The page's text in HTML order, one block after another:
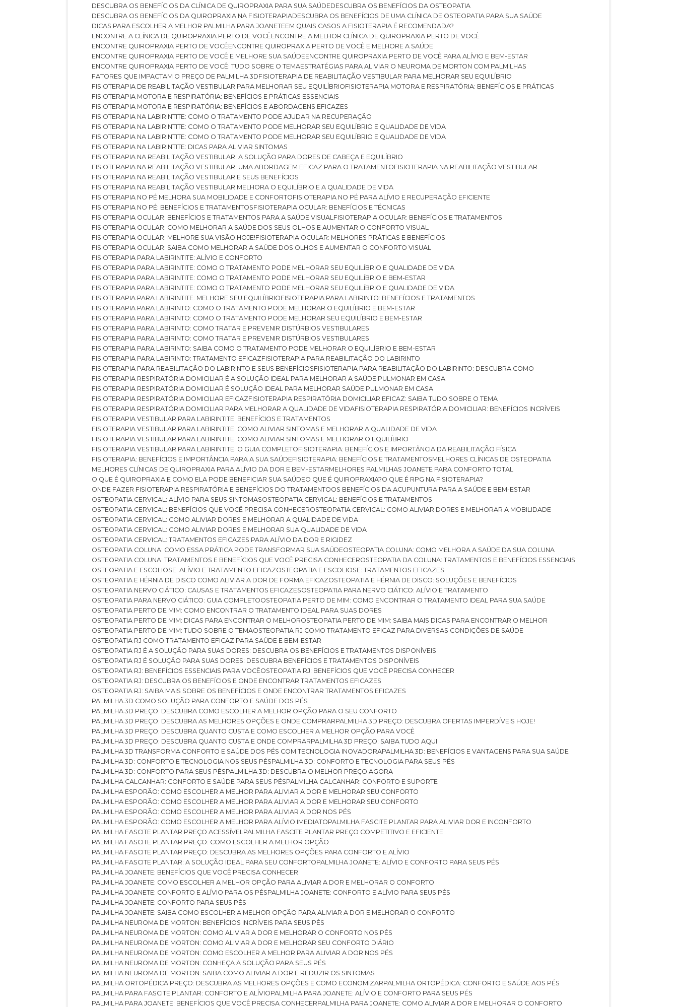
DESCUBRA OS BENEFÍCIOS DA CLÍNICA DE QUIROPRAXIA PARA SUA SAÚDE
DESCUBRA OS BENEFÍCIOS DA OSTEOPATIA
DESCUBRA OS BENEFÍCIOS DA QUIROPRAXIA NA FISIOTERAPIA
DESCUBRA OS BENEFÍCIOS DE UMA CLÍNICA DE OSTEOPATIA PARA SUA SAÚDE
DICAS PARA ESCOLHER A MELHOR PALMILHA PARA JOANETE EM QUAIS CASOS A FISIOTERAPIA É RECOMENDADA?
ENCONTRE A CLÍNICA DE QUIROPRAXIA PERTO DE VOCÊ ENCONTRE A MELHOR CLÍNICA DE QUIROPRAXIA PERTO DE VOCÊ
ENCONTRE QUIROPRAXIA PERTO DE VOCÊ ENCONTRE QUIROPRAXIA PERTO DE VOCÊ E MELHORE A SAÚDE
ENCONTRE QUIROPRAXIA PERTO DE VOCÊ E MELHORE SUA SAÚDE ENCONTRE QUIROPRAXIA PERTO DE VOCÊ PARA ALÍVIO E BEM-ESTAR
ENCONTRE QUIROPRAXIA PERTO DE VOCÊ: TUDO SOBRE O TEMA ESTRATÉGIAS PARA ALIVIAR O NEUROMA DE MORTON COM PALMILHAS
FATORES QUE IMPACTAM O PREÇO DE PALMILHA 3D
FISIOTERAPIA DE REABILITAÇÃO VESTIBULAR PARA MELHORAR SEU EQUILÍBRIO
FISIOTERAPIA DE REABILITAÇÃO VESTIBULAR PARA MELHORAR SEU EQUILÍBRIO
FISIOTERAPIA MOTORA E RESPIRATÓRIA: BENEFÍCIOS E PRÁTICAS
FISIOTERAPIA MOTORA E RESPIRATÓRIA: BENEFÍCIOS E PRÁTICAS ESSENCIAIS
FISIOTERAPIA MOTORA E RESPIRATÓRIA: BENEFÍCIOS E ABORDAGENS EFICAZES
FISIOTERAPIA NA LABIRINTITE: COMO O TRATAMENTO PODE AJUDAR NA RECUPERAÇÃO
FISIOTERAPIA NA LABIRINTITE: COMO O TRATAMENTO PODE MELHORAR SEU EQUILÍBRIO E QUALIDADE DE VIDA
FISIOTERAPIA NA LABIRINTITE: COMO O TRATAMENTO PODE MELHORAR SEU EQUILÍBRIO E QUALIDADE DE VIDA
FISIOTERAPIA NA LABIRINTITE: DICAS PARA ALIVIAR SINTOMAS
FISIOTERAPIA NA REABILITAÇÃO VESTIBULAR: A SOLUÇÃO PARA DORES DE CABEÇA E EQUILÍBRIO
FISIOTERAPIA NA REABILITAÇÃO VESTIBULAR: UMA ABORDAGEM EFICAZ PARA O TRATAMENTO
FISIOTERAPIA NA REABILITAÇÃO VESTIBULAR
FISIOTERAPIA NA REABILITAÇÃO VESTIBULAR E SEUS BENEFÍCIOS
FISIOTERAPIA NA REABILITAÇÃO VESTIBULAR MELHORA O EQUILÍBRIO E A QUALIDADE DE VIDA
FISIOTERAPIA NO PÉ MELHORA SUA MOBILIDADE E CONFORTO
FISIOTERAPIA NO PÉ PARA ALÍVIO E RECUPERAÇÃO EFICIENTE
FISIOTERAPIA NO PÉ: BENEFÍCIOS E TRATAMENTOS
FISIOTERAPIA OCULAR: BENEFÍCIOS E TÉCNICAS
FISIOTERAPIA OCULAR: BENEFÍCIOS E TRATAMENTOS PARA A SAÚDE VISUAL FISIOTERAPIA OCULAR: BENEFÍCIOS E TRATAMENTOS
FISIOTERAPIA OCULAR: COMO MELHORAR A SAÚDE DOS SEUS OLHOS E AUMENTAR O CONFORTO VISUAL
FISIOTERAPIA OCULAR: MELHORE SUA VISÃO HOJE! FISIOTERAPIA OCULAR: MELHORES PRÁTICAS E BENEFÍCIOS
FISIOTERAPIA OCULAR: SAIBA COMO MELHORAR A SAÚDE DOS OLHOS E AUMENTAR O CONFORTO VISUAL
FISIOTERAPIA PARA LABIRINTITE: ALÍVIO E CONFORTO
FISIOTERAPIA PARA LABIRINTITE: COMO O TRATAMENTO PODE MELHORAR SEU EQUILÍBRIO E QUALIDADE DE VIDA
FISIOTERAPIA PARA LABIRINTITE: COMO O TRATAMENTO PODE MELHORAR SEU EQUILÍBRIO E BEM-ESTAR
FISIOTERAPIA PARA LABIRINTITE: COMO O TRATAMENTO PODE MELHORAR SEU EQUILÍBRIO E QUALIDADE DE VIDA
FISIOTERAPIA PARA LABIRINTITE: MELHORE SEU EQUILÍBRIO
FISIOTERAPIA PARA LABIRINTO: BENEFÍCIOS E TRATAMENTOS
FISIOTERAPIA PARA LABIRINTO: COMO O TRATAMENTO PODE MELHORAR O EQUILÍBRIO E BEM-ESTAR
FISIOTERAPIA PARA LABIRINTO: COMO O TRATAMENTO PODE MELHORAR SEU EQUILÍBRIO E BEM-ESTAR
FISIOTERAPIA PARA LABIRINTO: COMO TRATAR E PREVENIR DISTÚRBIOS VESTIBULARES
FISIOTERAPIA PARA LABIRINTO: COMO TRATAR E PREVENIR DISTÚRBIOS VESTIBULARES
FISIOTERAPIA PARA LABIRINTO: SAIBA COMO O TRATAMENTO PODE MELHORAR O EQUILÍBRIO E BEM-ESTAR
FISIOTERAPIA PARA LABIRINTO: TRATAMENTO EFICAZ FISIOTERAPIA PARA REABILITAÇÃO DO LABIRINTO
FISIOTERAPIA PARA REABILITAÇÃO DO LABIRINTO E SEUS BENEFÍCIOS
FISIOTERAPIA PARA REABILITAÇÃO DO LABIRINTO: DESCUBRA COMO
FISIOTERAPIA RESPIRATÓRIA DOMICILIAR É A SOLUÇÃO IDEAL PARA MELHORAR A SAÚDE PULMONAR EM CASA
FISIOTERAPIA RESPIRATÓRIA DOMICILIAR É SOLUÇÃO IDEAL PARA MELHORAR SAÚDE PULMONAR EM CASA
FISIOTERAPIA RESPIRATÓRIA DOMICILIAR EFICAZ FISIOTERAPIA RESPIRATÓRIA DOMICILIAR EFICAZ: SAIBA TUDO SOBRE O TEMA
FISIOTERAPIA RESPIRATÓRIA DOMICILIAR PARA MELHORAR A QUALIDADE DE VIDA FISIOTERAPIA RESPIRATÓRIA DOMICILIAR: BENEFÍCIOS INCRÍVEIS
FISIOTERAPIA VESTIBULAR PARA LABIRINTITE: BENEFÍCIOS E TRATAMENTOS
FISIOTERAPIA VESTIBULAR PARA LABIRINTITE: COMO ALIVIAR SINTOMAS E MELHORAR A QUALIDADE DE VIDA
FISIOTERAPIA VESTIBULAR PARA LABIRINTITE: COMO ALIVIAR SINTOMAS E MELHORAR O EQUILÍBRIO
FISIOTERAPIA VESTIBULAR PARA LABIRINTITE: O GUIA COMPLETO
FISIOTERAPIA: BENEFÍCIOS E IMPORTÂNCIA DA REABILITAÇÃO FÍSICA
FISIOTERAPIA: BENEFÍCIOS E IMPORTÂNCIA PARA A SUA SAÚDE FISIOTERAPIA: BENEFÍCIOS E TRATAMENTOS
MELHORES CLÍNICAS DE OSTEOPATIA
MELHORES CLÍNICAS DE QUIROPRAXIA PARA ALÍVIO DA DOR E BEM-ESTAR
MELHORES PALMILHAS JOANETE PARA CONFORTO TOTAL
O QUE É QUIROPRAXIA E COMO ELA PODE BENEFICIAR SUA SAÚDE
O QUE É QUIROPRAXIA?
O QUE É RPG NA FISIOTERAPIA?
ONDE FAZER FISIOTERAPIA RESPIRATÓRIA E BENEFÍCIOS DO TRATAMENTO
OS BENEFÍCIOS DA ACUPUNTURA PARA A SAÚDE E BEM-ESTAR
OSTEOPATIA CERVICAL: ALÍVIO PARA SEUS SINTOMAS
OSTEOPATIA CERVICAL: BENEFÍCIOS E TRATAMENTOS
OSTEOPATIA CERVICAL: BENEFÍCIOS QUE VOCÊ PRECISA CONHECER
OSTEOPATIA CERVICAL: COMO ALIVIAR DORES E MELHORAR A MOBILIDADE
OSTEOPATIA CERVICAL: COMO ALIVIAR DORES E MELHORAR A QUALIDADE DE VIDA
OSTEOPATIA CERVICAL: COMO ALIVIAR DORES E MELHORAR SUA QUALIDADE DE VIDA
OSTEOPATIA CERVICAL: TRATAMENTOS EFICAZES PARA ALÍVIO DA DOR E RIGIDEZ
OSTEOPATIA COLUNA: COMO ESSA PRÁTICA PODE TRANSFORMAR SUA SAÚDE
OSTEOPATIA COLUNA: COMO MELHORA A SAÚDE DA SUA COLUNA
OSTEOPATIA COLUNA: TRATAMENTOS E BENEFÍCIOS QUE VOCÊ PRECISA CONHECER
OSTEOPATIA DA COLUNA: TRATAMENTOS E BENEFÍCIOS ESSENCIAIS
OSTEOPATIA E ESCOLIOSE: ALÍVIO E TRATAMENTO EFICAZ
OSTEOPATIA E ESCOLIOSE: TRATAMENTOS EFICAZES
OSTEOPATIA E HÉRNIA DE DISCO COMO ALIVIAR A DOR DE FORMA EFICAZ
OSTEOPATIA E HÉRNIA DE DISCO: SOLUÇÕES E BENEFÍCIOS
OSTEOPATIA NERVO CIÁTICO: CAUSAS E TRATAMENTOS EFICAZES
OSTEOPATIA PARA NERVO CIÁTICO: ALÍVIO E TRATAMENTO
OSTEOPATIA PARA NERVO CIÁTICO: GUIA COMPLETO
OSTEOPATIA PERTO DE MIM: COMO ENCONTRAR O TRATAMENTO IDEAL PARA SUA SAÚDE
OSTEOPATIA PERTO DE MIM: COMO ENCONTRAR O TRATAMENTO IDEAL PARA SUAS DORES
OSTEOPATIA PERTO DE MIM: DICAS PARA ENCONTRAR O MELHOR
OSTEOPATIA PERTO DE MIM: SAIBA MAIS DICAS PARA ENCONTRAR O MELHOR
OSTEOPATIA PERTO DE MIM: TUDO SOBRE O TEMA
OSTEOPATIA RJ COMO TRATAMENTO EFICAZ PARA DIVERSAS CONDIÇÕES DE SAÚDE
OSTEOPATIA RJ COMO TRATAMENTO EFICAZ PARA SAÚDE E BEM-ESTAR
OSTEOPATIA RJ É A SOLUÇÃO PARA SUAS DORES: DESCUBRA OS BENEFÍCIOS E TRATAMENTOS DISPONÍVEIS
OSTEOPATIA RJ É SOLUÇÃO PARA SUAS DORES: DESCUBRA BENEFÍCIOS E TRATAMENTOS DISPONÍVEIS
OSTEOPATIA RJ: BENEFÍCIOS ESSENCIAIS PARA VOCÊ
OSTEOPATIA RJ: BENEFÍCIOS QUE VOCÊ PRECISA CONHECER
OSTEOPATIA RJ: DESCUBRA OS BENEFÍCIOS E ONDE ENCONTRAR TRATAMENTOS EFICAZES
OSTEOPATIA RJ: SAIBA MAIS SOBRE OS BENEFÍCIOS E ONDE ENCONTRAR TRATAMENTOS EFICAZES
PALMILHA 3D COMO SOLUÇÃO PARA CONFORTO E SAÚDE DOS PÉS
PALMILHA 3D PREÇO: DESCUBRA COMO ESCOLHER A MELHOR OPÇÃO PARA O SEU CONFORTO
PALMILHA 3D PREÇO: DESCUBRA AS MELHORES OPÇÕES E ONDE COMPRAR
PALMILHA 3D PREÇO: DESCUBRA OFERTAS IMPERDÍVEIS HOJE!
PALMILHA 3D PREÇO: DESCUBRA QUANTO CUSTA E COMO ESCOLHER A MELHOR OPÇÃO PARA VOCÊ
PALMILHA 3D PREÇO: DESCUBRA QUANTO CUSTA E ONDE COMPRAR
PALMILHA 3D PREÇO: SAIBA TUDO AQUI
PALMILHA 3D TRANSFORMA CONFORTO E SAÚDE DOS PÉS COM TECNOLOGIA INOVADORA PALMILHA 3D: BENEFÍCIOS E VANTAGENS PARA SUA SAÚDE
PALMILHA 3D: CONFORTO E TECNOLOGIA NOS SEUS PÉS
PALMILHA 3D: CONFORTO E TECNOLOGIA PARA SEUS PÉS
PALMILHA 3D: CONFORTO PARA SEUS PÉS
PALMILHA 3D: DESCUBRA O MELHOR PREÇO AGORA
PALMILHA CALCANHAR: CONFORTO E SAÚDE PARA SEUS PÉS
PALMILHA CALCANHAR: CONFORTO E SUPORTE
PALMILHA ESPORÃO: COMO ESCOLHER A MELHOR PARA ALIVIAR A DOR E MELHORAR SEU CONFORTO
PALMILHA ESPORÃO: COMO ESCOLHER A MELHOR PARA ALIVIAR A DOR E MELHORAR SEU CONFORTO
PALMILHA ESPORÃO: COMO ESCOLHER A MELHOR PARA ALIVIAR A DOR NOS PÉS
PALMILHA ESPORÃO: COMO ESCOLHER A MELHOR PARA ALÍVIO IMEDIATO
PALMILHA FASCITE PLANTAR PARA ALIVIAR DOR E INCONFORTO
PALMILHA FASCITE PLANTAR PREÇO ACESSÍVEL PALMILHA FASCITE PLANTAR PREÇO COMPETITIVO E EFICIENTE
PALMILHA FASCITE PLANTAR PREÇO: COMO ESCOLHER A MELHOR OPÇÃO
PALMILHA FASCITE PLANTAR PREÇO: DESCUBRA AS MELHORES OPÇÕES PARA CONFORTO E ALÍVIO
PALMILHA FASCITE PLANTAR: A SOLUÇÃO IDEAL PARA SEU CONFORTO
PALMILHA JOANETE: ALÍVIO E CONFORTO PARA SEUS PÉS
PALMILHA JOANETE: BENEFÍCIOS QUE VOCÊ PRECISA CONHECER
PALMILHA JOANETE: COMO ESCOLHER A MELHOR OPÇÃO PARA ALIVIAR A DOR E MELHORAR O CONFORTO
PALMILHA JOANETE: CONFORTO E ALÍVIO PARA OS PÉS
PALMILHA JOANETE: CONFORTO E ALÍVIO PARA SEUS PÉS
PALMILHA JOANETE: CONFORTO PARA SEUS PÉS
PALMILHA JOANETE: SAIBA COMO ESCOLHER A MELHOR OPÇÃO PARA ALIVIAR A DOR E MELHORAR O CONFORTO
PALMILHA NEUROMA DE MORTON: BENEFÍCIOS INCRÍVEIS PARA SEUS PÉS
PALMILHA NEUROMA DE MORTON: COMO ALIVIAR A DOR E MELHORAR O CONFORTO NOS PÉS
PALMILHA NEUROMA DE MORTON: COMO ALIVIAR A DOR E MELHORAR SEU CONFORTO DIÁRIO
PALMILHA NEUROMA DE MORTON: COMO ESCOLHER A MELHOR PARA ALIVIAR A DOR NOS PÉS
PALMILHA NEUROMA DE MORTON: CONHEÇA A SOLUÇÃO PARA SEUS PÉS
PALMILHA NEUROMA DE MORTON: SAIBA COMO ALIVIAR A DOR E REDUZIR OS SINTOMAS
PALMILHA ORTOPÉDICA PREÇO: DESCUBRA AS MELHORES OPÇÕES E COMO ECONOMIZAR
PALMILHA ORTOPÉDICA: CONFORTO E SAÚDE AOS PÉS
PALMILHA PARA FASCITE PLANTAR: CONFORTO E ALÍVIO
PALMILHA PARA JOANETE: ALÍVIO E CONFORTO PARA SEUS PÉS
PALMILHA PARA JOANETE: BENEFÍCIOS QUE VOCÊ PRECISA CONHECER
PALMILHA PARA JOANETE: COMO ALIVIAR A DOR E MELHORAR O CONFORTO